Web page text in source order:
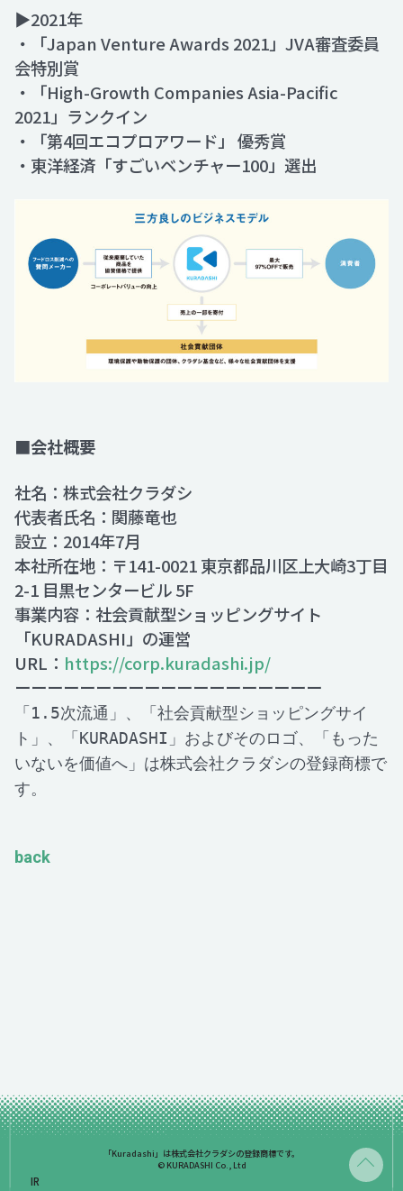
▶2021年
・「Japan Venture Awards 2021」JVA審査委員
会特別賞
・「High-Growth Companies Asia-Pacific
2021」ランクイン
・「第4回エコプロアワード」 優秀賞
・東洋経済「すごいベンチャー100」選出
■会社概要
社名：株式会社クラダシ
代表者氏名：関藤竜也
設立：2014年7月
本社所在地：〒141-0021 東京都品川区上大崎3丁目
2-1 目黒センタービル 5F
事業内容：社会貢献型ショッピングサイト
「KURADASHI」の運営
URL： https://corp.kuradashi.jp/
ーーーーーーーーーーーーーーーーーーー
「1.5次流通」、「社会貢献型ショッピングサイ
ト」、「KURADASHI」およびそのロゴ、「もった
いないを価値へ」は株式会社クラダシの登録商標で
す。
back
「Kuradashi」は株式会社クラダシの登録商標です。
© KURADASHI Co., Ltd
IR